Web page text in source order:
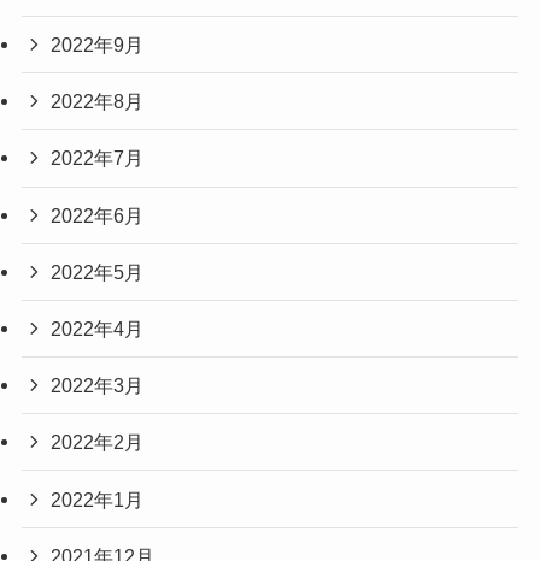
2022年9月
2022年8月
2022年7月
2022年6月
2022年5月
2022年4月
2022年3月
2022年2月
2022年1月
2021年12月